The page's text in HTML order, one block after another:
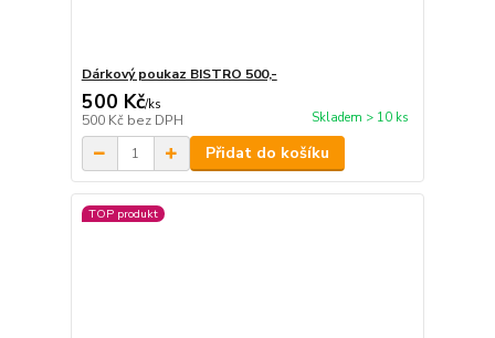
Dárkový poukaz BISTRO 500,-
500 Kč/ks
500 Kč bez DPH Skladem > 10 ks
Přidat do košíku
TOP produkt